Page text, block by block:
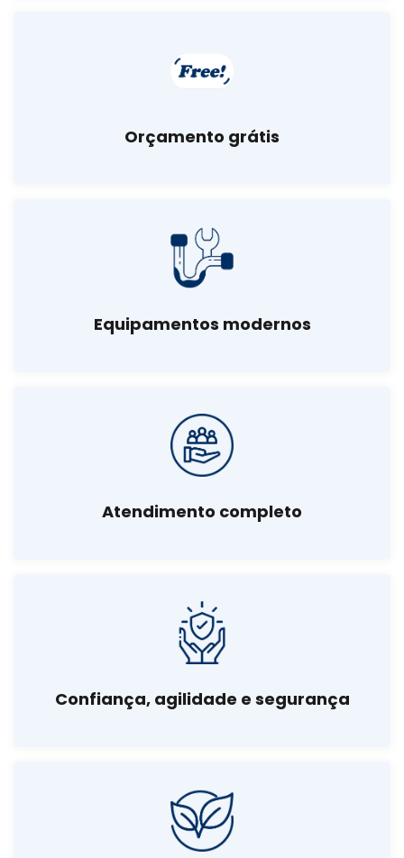
Orçamento grátis
Equipamentos modernos
Atendimento completo
Confiança, agilidade e segurança